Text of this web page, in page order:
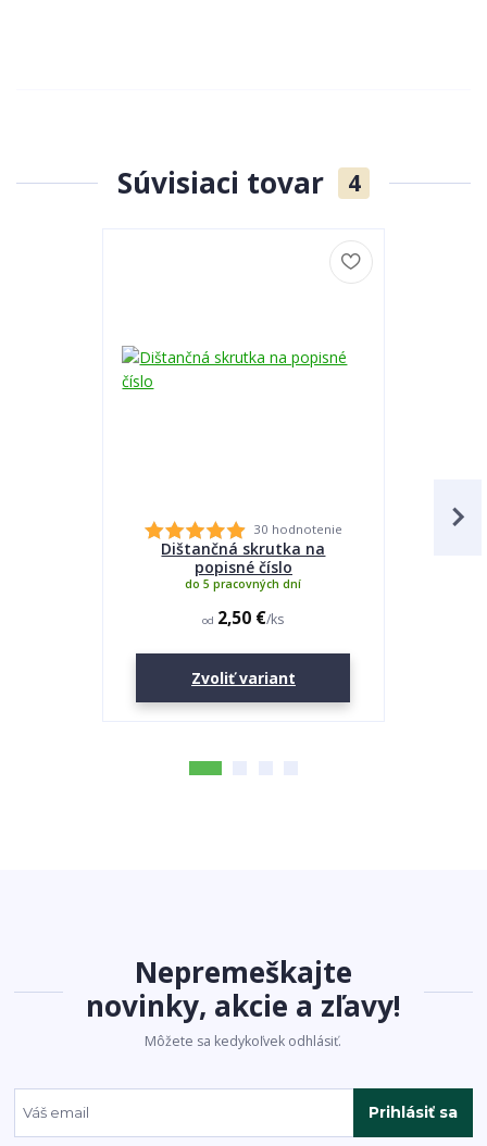
Súvisiaci tovar 4
30 hodnotenie
Dištančná skrutka na
popisné číslo
od 2,50 €/ks
do 5 pracovných dní
Zvoliť variant
Nepremeškajte
novinky, akcie a zľavy!
Môžete sa kedykoľvek odhlásiť.
Prihlásiť sa